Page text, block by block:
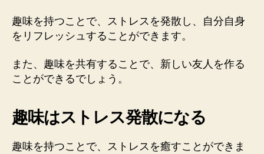
趣味を持つことで、ストレスを発散し、自分自身
をリフレッシュすることができます。
また、趣味を共有することで、新しい友人を作る
ことができるでしょう。
趣味はストレス発散になる
趣味を持つことで、ストレスを癒すことができま